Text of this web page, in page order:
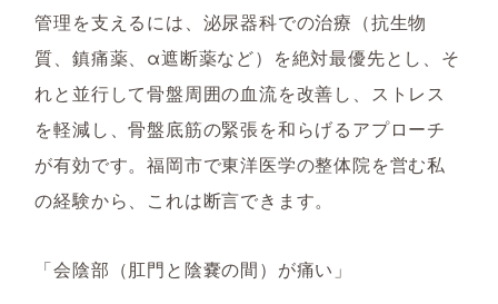
管理を支えるには、泌尿器科での治療（抗生物
質、鎮痛薬、α遮断薬など）を絶対最優先とし、そ
れと並行して骨盤周囲の血流を改善し、ストレス
を軽減し、骨盤底筋の緊張を和らげるアプローチ
が有効です。福岡市で東洋医学の整体院を営む私
の経験から、これは断言できます。
「会陰部（肛門と陰嚢の間）が痛い」